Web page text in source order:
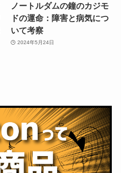
ノートルダムの鐘のカジモ
ドの運命：障害と病気につ
いて考察
2024年5月24日